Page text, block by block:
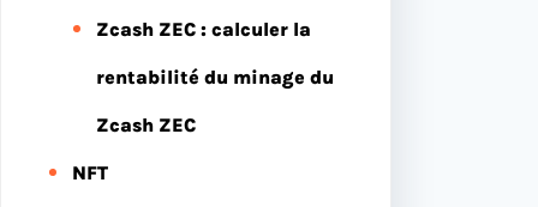
Zcash ZEC : calculer la
rentabilité du minage du
Zcash ZEC
NFT